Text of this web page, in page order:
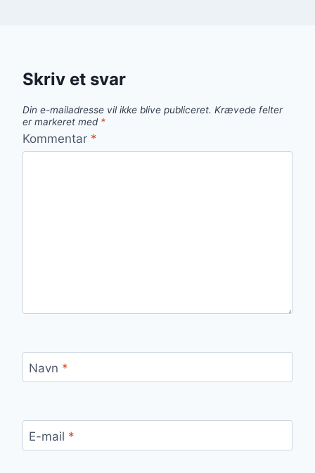
Skriv et svar
Din e-mailadresse vil ikke blive publiceret. Krævede felter
er markeret med *
Kommentar *
Navn *
E-mail *